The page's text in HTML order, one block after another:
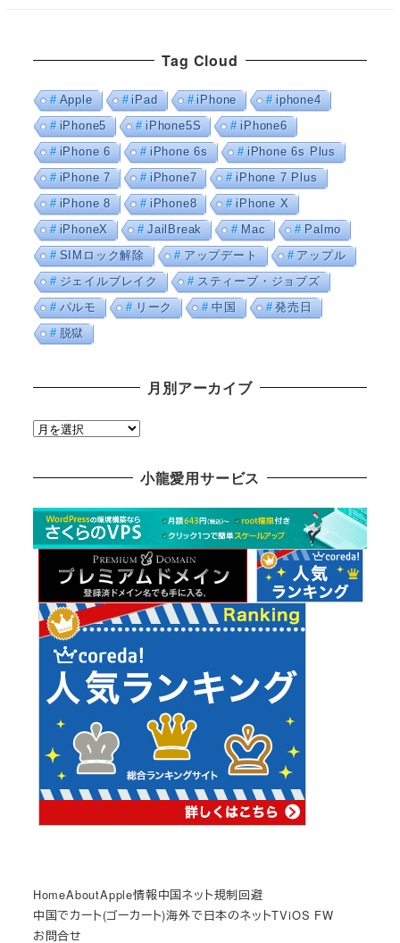
Tag Cloud
Apple iPad iPhone
iphone4
iPhone5
iPhone5S
iPhone6
iPhone 6
iPhone 6s
iPhone 6s Plus
iPhone 7
iPhone7
iPhone 7 Plus
iPhone 8
iPhone8
iPhone X
iPhoneX
JailBreak Mac
Palmo
SIMロック解除
アップデート
アップル
ジェイルブレイク
スティーブ・ジョブズ
パルモ
リーク 中国
発売日
脱獄
月別アーカイブ
月
カ
小龍愛用サービス
HomeAboutApple情報中国ネット規制回避
中国でカート(ゴーカート)海外で日本のネットTViOS FW
お問合せ